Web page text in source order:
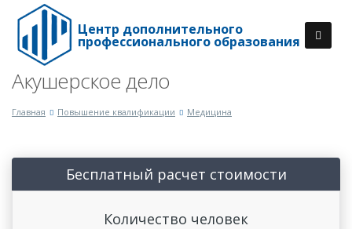
Центр дополнительного
профессионального образования
Акушерское дело
Главная Повышение квалификации Медицина
Бесплатный расчет стоимости
Количество человек